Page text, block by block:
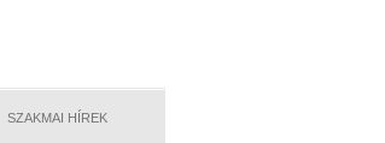
SZAKMAI HÍREK